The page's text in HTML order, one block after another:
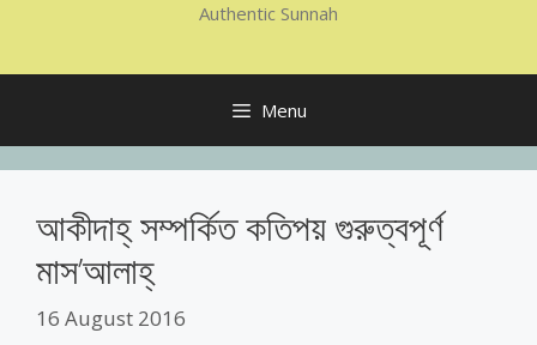
Authentic Sunnah
Menu
আকীদাহ্ সম্পর্কিত কতিপয় গুরুত্বপূর্ণ
মাস’আলাহ্
16 August 2016